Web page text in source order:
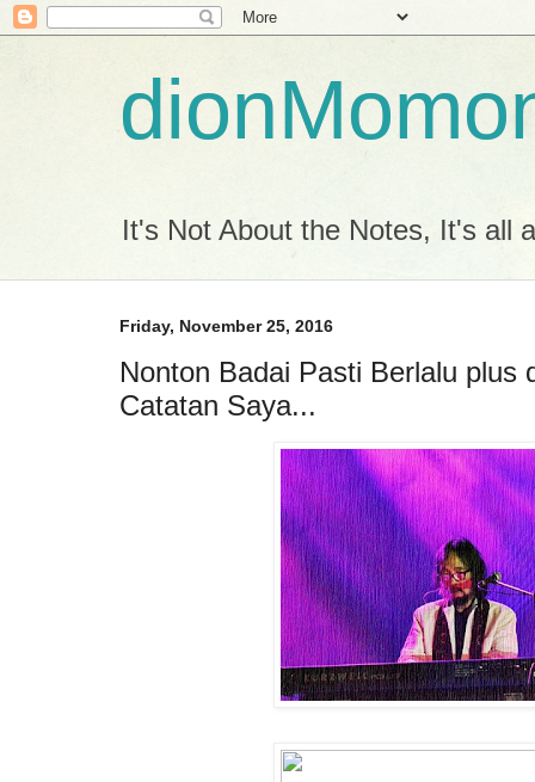
It's Not About the Notes, It's all
Friday, November 25, 2016
Nonton Badai Pasti Berlalu plus
Catatan Saya...